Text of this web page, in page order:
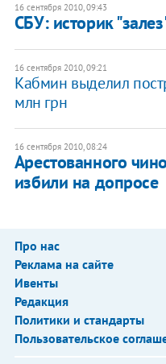
16 сентября 2010, 09:43
СБУ: историк
16 сентября 2010, 09:21
Кабмин выделил
млн грн
16 сентября 2010, 08:24
Арестованного
избили на допросе
Про нас
Реклама на сайте
Ивенты
Редакция
Политики и стандарты
Пользовательское